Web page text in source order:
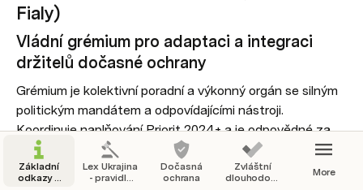
Fialy)
Vládní grémium pro adaptaci a integraci
držitelů dočasné ochrany
Grémium je kolektivní poradní a výkonný orgán se silným
politickým mandátem a odpovídajícími nástroji.
Koordinuje naplňování Priorit 2024+ a je odpovědné za
projednávání strategických kroků a rozhodování na
nejvyšší úrovni. Předsedou grémia je místopředseda vlády
Základní
odkazy a
Lex Ukrajina
- pravidla
Dočasná
ochrana
Zvláštní
dlouhodobý
More